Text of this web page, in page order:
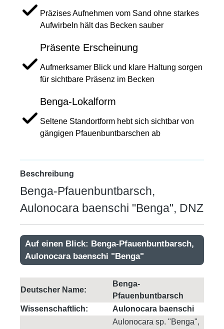
Präzises Aufnehmen vom Sand ohne starkes
Aufwirbeln hält das Becken sauber
Präsente Erscheinung
Aufmerksamer Blick und klare Haltung sorgen
für sichtbare Präsenz im Becken
Benga-Lokalform
Seltene Standortform hebt sich sichtbar von
gängigen Pfauenbuntbarschen ab
Beschreibung
Benga-Pfauenbuntbarsch,
Aulonocara baenschi "Benga", DNZ
Auf einen Blick: Benga-Pfauenbuntbarsch,
Aulonocara baenschi "Benga"
Deutscher Name:
Benga-
Pfauenbuntbarsch
Wissenschaftlich:
Aulonocara baenschi
Aulonocara sp. "Benga",